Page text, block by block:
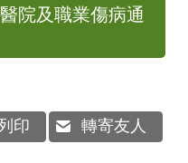
院及職業傷病通
印 轉寄友人